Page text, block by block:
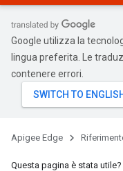
Google utilizza la
lingua preferita. Le
contenere errori.
Apigee Edge
Questa pagina è stata utile?